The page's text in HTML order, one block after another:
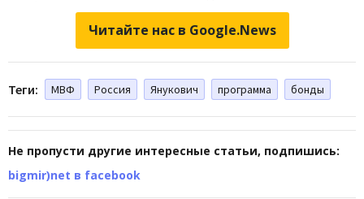
Читайте нас в Google.News
Теги: МВФ Россия Янукович программа бонды
Не пропусти другие интересные статьи, подпишись:
bigmir)net в facebook